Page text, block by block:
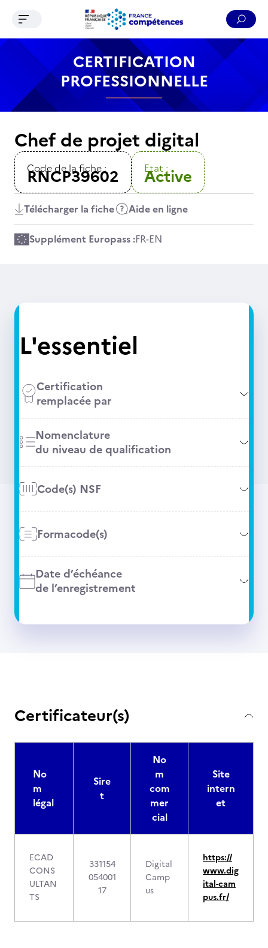
Contenu Recherche Menu Pied de page
Ouvrir le menu de navigation
CERTIFICATION
PROFESSIONNELLE
Chef de projet digital
Code de la fiche :
RNCP39602 Etat :
Active
Télécharger la fiche Aide en ligne
Supplément Europass :FR-EN
L'essentiel
Certification
remplacée par
Nomenclature
du niveau de qualification
Code(s) NSF
Formacode(s)
Date d’échéance
de l’enregistrement
Certificateur(s)
No
m
légal
Sire
t
No
m
com
mer
cial
Site
intern
et
ECAD
CONS
ULTAN
TS
331154
054001
17
Digital
Camp
us
https://
www.dig
ital-cam
pus.fr/